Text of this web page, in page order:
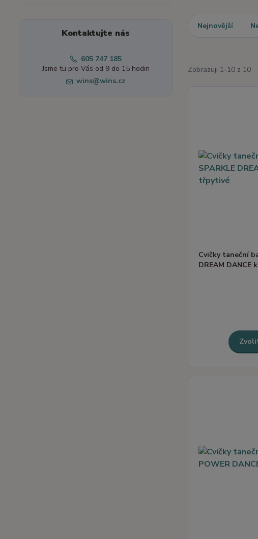
Nejnovější
Zobrazuji 1-10 z 10
Cvičky taneční
DREAM DANCE
Kontaktujte nás
605 747 185
Jsme tu pro Vás od 9 do 15 hodin
wins@wins.cz